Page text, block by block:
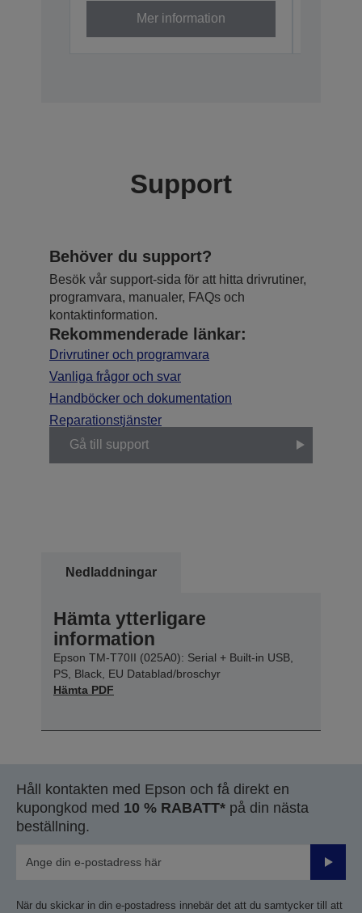
Mer information
Support
Behöver du support?
Besök vår support-sida för att hitta drivrutiner,
programvara, manualer, FAQs och
kontaktinformation.
Rekommenderade länkar:
Drivrutiner och programvara
Vanliga frågor och svar
Handböcker och dokumentation
Reparationstjänster
Gå till support
Nedladdningar
Hämta ytterligare
information
Epson TM-T70II (025A0): Serial + Built-in USB,
PS, Black, EU Datablad/broschyr
Hämta PDF
Håll kontakten med Epson och få direkt en
kupongkod med 10 % RABATT* på din nästa
beställning.
Skicka
När du skickar in din e-postadress innebär det att du samtycker till att